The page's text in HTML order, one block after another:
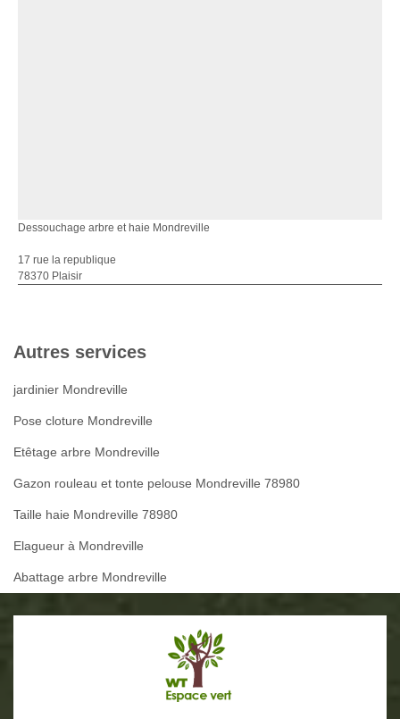
Dessouchage arbre et haie Mondreville
17 rue la republique
78370 Plaisir
Autres services
jardinier Mondreville
Pose cloture Mondreville
Etêtage arbre Mondreville
Gazon rouleau et tonte pelouse Mondreville 78980
Taille haie Mondreville 78980
Elagueur à Mondreville
Abattage arbre Mondreville